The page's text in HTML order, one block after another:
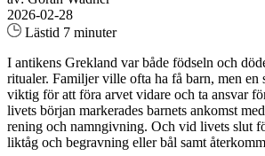
2026-02-28
Lästid 7 minuter
I antikens Grekland var både födseln och
ritualer. Familjer ville ofta ha få barn, men en
viktig för att föra arvet vidare och ta ansvar
livets början markerades barnets ankomst
rening och namngivning. Och vid livets slut
liktåg och begravning eller bål samt